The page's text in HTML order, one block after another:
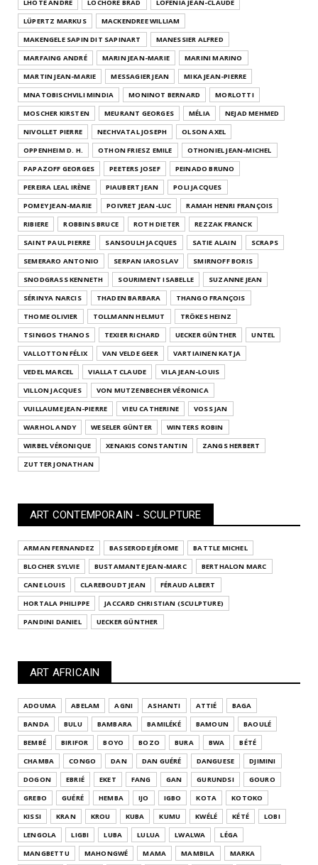
LHOTE ANDRÉ LOCHORE BRAD
LOFENIA JEAN-CLAUDE
LÜPERTZ MARKUS
MACKENDREE WILLIAM
MAKENGELE SAPIN DIT SAPINART
MANESSIER ALFRED
MARFAING ANDRÉ
MARIN JEAN-MARIE
MARINI MARINO
MARTIN JEAN-MARIE
MESSAGIER JEAN
MIKA JEAN-PIERRE
MNATOBISCHVILI MINDIA
MONINOT BERNARD
MORLOTTI
MOSCHER KIRSTEN
MEURANT GEORGES MÉLIA
NEJAD MEHMED
NIVOLLET PIERRE
NECHVATAL JOSEPH
OLSON AXEL
OPPENHEIM D. H.
OTHON FRIESZ EMILE
OTHONIEL JEAN-MICHEL
PAPAZOFF GEORGES
PEETERS JOSEF
PEINADO BRUNO
PEREIRA LEAL IRÈNE
PIAUBERT JEAN
POLI JACQUES
POMEY JEAN-MARIE
POIVRET JEAN-LUC
RAMAH HENRI FRANÇOIS
RIBIERE
ROBBINS BRUCE ROTH DIETER
REZZAK FRANCK
SAINT PAUL PIERRE
SANSOULH JACQUES SATIE ALAIN
SCRAPS
SEMERARO ANTONIO
SERPAN IAROSLAV
SMIRNOFF BORIS
SNODGRASS KENNETH
SOURIMENT ISABELLE
SUZANNE JEAN
SÉRINYA NARCIS
THADEN BARBARA
THANGO FRANÇOIS
THOME OLIVIER
TOLLMANN HELMUT
TRÖKES HEINZ
TSINGOS THANOS
TEXIER RICHARD UECKER GÜNTHER
UNTEL
VALLOTTON FÉLIX
VAN VELDE GEER
VARTIAINEN KATJA
VEDEL MARCEL
VIALLAT CLAUDE
VILA JEAN-LOUIS
VILLON JACQUES
VON MUTZENBECHER VÉRONICA
VUILLAUME JEAN-PIERRE
VIEU CATHERINE
VOSS JAN
WARHOL ANDY
WESELER GÜNTER
WINTERS ROBIN
WIRBEL VÉRONIQUE
XENAKIS CONSTANTIN
ZANGS HERBERT
ZUTTER JONATHAN
ART CONTEMPORAIN - SCULPTURE
ARMAN FERNANDEZ BASSERODE JÉROME
BATTLE MICHEL
BLOCHER SYLVIE
BUSTAMANTE JEAN-MARC
BERTHALON MARC
CANE LOUIS
CLAREBOUDT JEAN
FÉRAUD ALBERT
HORTALA PHILIPPE
JACCARD CHRISTIAN (SCULPTURE)
PANDINI DANIEL
UECKER GÜNTHER
ART AFRICAIN
ADOUMA ABELAM AGNI ASHANTI ATTIÉ
BAGA
BANDA
BULU BAMBARA BAMILÉKÉ BAMOUN
BAOULÉ
BEMBÉ
BIRIFOR BOYO BOZO BURA BWA
BÉTÉ
CHAMBA
CONGO DAN DAN GUÉRÉ DANGUESE
DJIMINI
DOGON
EBRIÉ EKET FANG GAN GURUNDSI
GOURO
GREBO
GUÉRÉ HEMBA IJO IGBO KOTA
KOTOKO
KISSI
KRAN KROU KUBA KUMU KWÉLÉ KÉTÉ
LOBI
LENGOLA
LIGBI LUBA LULUA LWALWA
LÉGA
MANGBETTU
MAHONGWÉ MAMA MAMBILA
MARKA